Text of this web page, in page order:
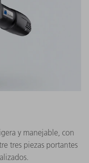
y manejable, con
tres piezas portantes